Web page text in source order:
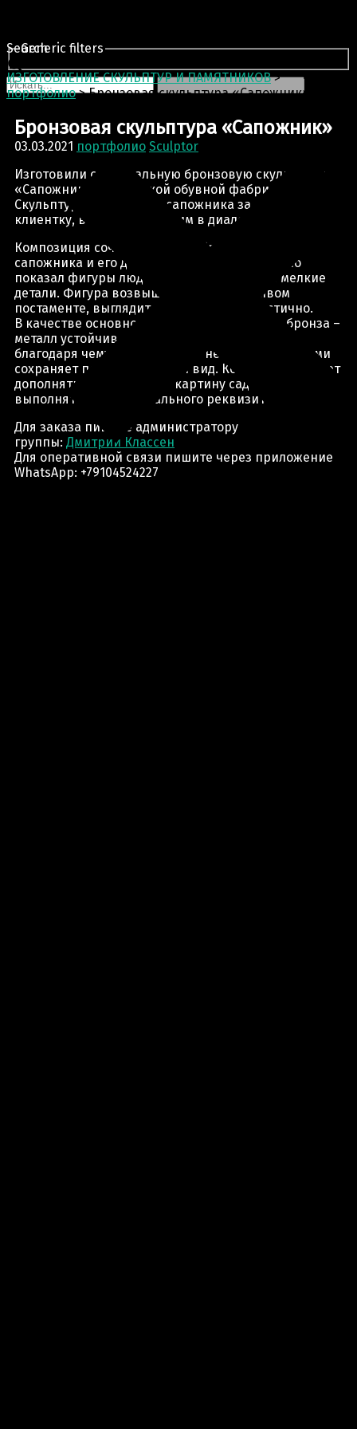
Search
Generic filters
ИЗГОТОВЛЕНИЕ СКУЛЬПТУР И ПАМЯТНИКОВ>
портфолио>Бронзовая скульптура «Сапожник»
Бронзовая скульптура «Сапожник»
03.03.2021 портфолио Sculptor
Изготовили оригинальную бронзовую скульптуру
«Сапожник» для Курской обувной фабрики «РАСАА».
Скульптура изображает сапожника за работой и его
клиентку, вступившую с ним в диалог.
Композиция сочетает в себе образ мужчины-
сапожника и его девушки. Автор реалистично
показал фигуры людей, учёл пропорции и мелкие
детали. Фигура возвышается на устойчивом
постаменте, выглядит необычно и реалистично.
В качестве основного материла выступила бронза –
металл устойчив к коррозии и окислению,
благодаря чему скульптура из него десятилетиями
сохраняет первоначальный вид. Композиция может
дополнять ландшафтную картину сада или
выполнять роль театрального реквизита.
Для заказа пишите администратору
группы: Дмитрий Классен
Для оперативной связи пишите через приложение
WhatsApp: +79104524227